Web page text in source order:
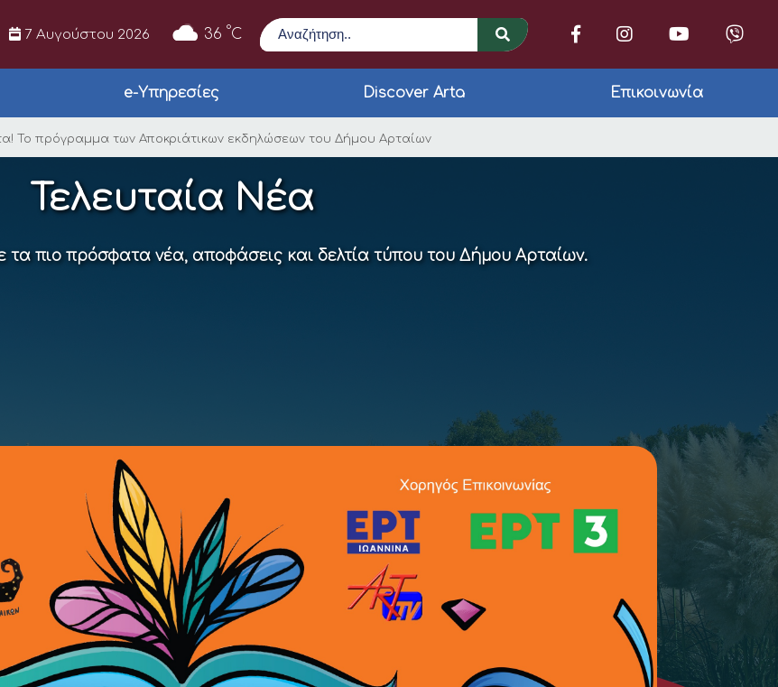
7 Αυγούστου 2026 36 °C
Αναζήτηση
e-Υπηρεσίες Discover Arta Επικοινωνία
στην Άρτα! Το πρόγραμμα των
Το πρόγραμμα των Αποκριάτικων εκδηλώσεων του Δήμου Αρταίων
Τελευταία Νέα
τα πιο πρόσφατα νέα, αποφάσεις και δελτία τύπου του Δήμου Αρταίων.